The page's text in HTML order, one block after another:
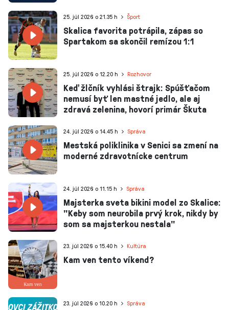
Skalica favorita potrápila, zápas so
Spartakom sa skončil remízou 1:1
25. júl 2026 o 21.35 h Šport
Keď žlčník vyhlási štrajk: Spúšťačom
nemusí byť len mastné jedlo, ale aj
zdravá zelenina, hovorí primár Škuta
25. júl 2026 o 12.20 h Rozhovor
Mestská poliklinika v Senici sa zmení na
moderné zdravotnícke centrum
24. júl 2026 o 14.45 h Správa
Majsterka sveta bikini model zo Skalice:
"Keby som neurobila prvý krok, nikdy by
som sa majsterkou nestala"
24. júl 2026 o 11.15 h Správa
Kam ven tento víkend?
23. júl 2026 o 15.40 h Kultúra
23. júl 2026 o 10.20 h Správa